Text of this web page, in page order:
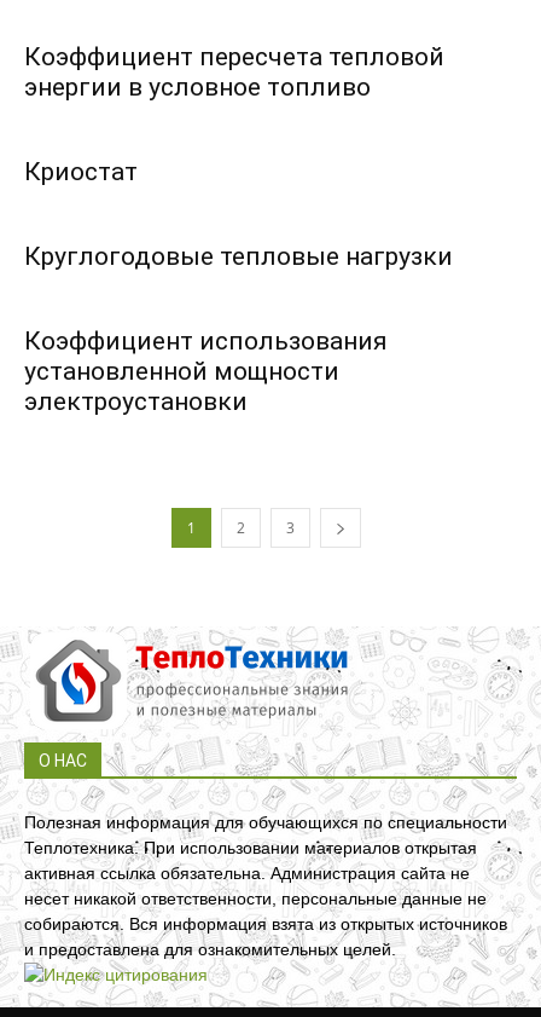
Коэффициент пересчета тепловой
энергии в условное топливо
Криостат
Круглогодовые тепловые нагрузки
Коэффициент использования
установленной мощности
электроустановки
1 2 3
О НАС
Полезная информация для обучающихся по специальности
Теплотехника. При использовании материалов открытая
активная ссылка обязательна. Администрация сайта не
несет никакой ответственности, персональные данные не
собираются. Вся информация взята из открытых источников
и предоставлена для ознакомительных целей.